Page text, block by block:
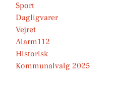
Sport
Dagligvarer
Vejret
Alarm112
Historisk
Kommunalvalg 2025